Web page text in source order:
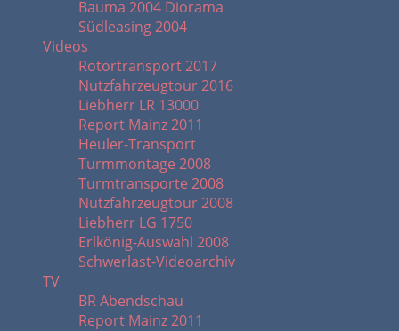
Bauma 2004 Diorama
Südleasing 2004
Videos
Rotortransport 2017
Nutzfahrzeugtour 2016
Liebherr LR 13000
Report Mainz 2011
Heuler-Transport
Turmmontage 2008
Turmtransporte 2008
Nutzfahrzeugtour 2008
Liebherr LG 1750
Erlkönig-Auswahl 2008
Schwerlast-Videoarchiv
TV
BR Abendschau
Report Mainz 2011